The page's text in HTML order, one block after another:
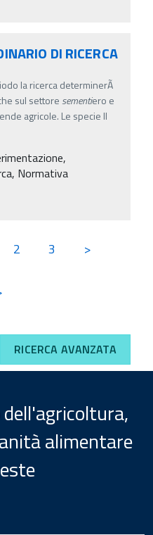
DI RICERCA
la ricerca determinerÃ
sul settore sementiero e
agricole. Le specie Il
Normativa
2 3 >
RICERCA AVANZATA
alimentare